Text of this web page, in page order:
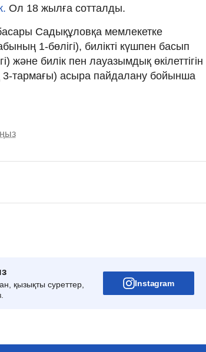
Ол 18 жылға сотталды.
Садықұловқа мемлекетке
1-бөлігі), билікті күшпен басып
және билік пен лауазымдық өкілеттігін
3-тармағы) асыра пайдалану бойынша
қызықты суреттер,
Instagram